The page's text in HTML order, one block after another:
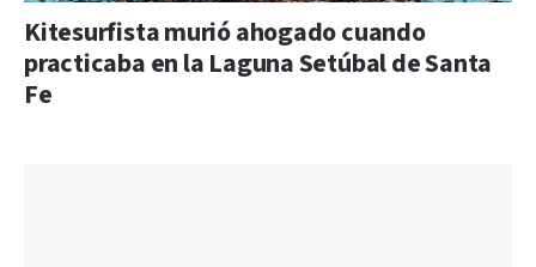
Kitesurfista murió ahogado cuando
practicaba en la Laguna Setúbal de Santa
Fe